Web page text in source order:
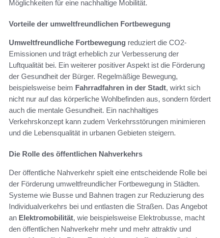
Möglichkeiten für eine nachhaltige Mobilität.
Vorteile der umweltfreundlichen Fortbewegung
Umweltfreundliche Fortbewegung reduziert die CO2-
Emissionen und trägt erheblich zur Verbesserung der
Luftqualität bei. Ein weiterer positiver Aspekt ist die Förderung
der Gesundheit der Bürger. Regelmäßige Bewegung,
beispielsweise beim Fahrradfahren in der Stadt, wirkt sich
nicht nur auf das körperliche Wohlbefinden aus, sondern fördert
auch die mentale Gesundheit. Ein nachhaltiges
Verkehrskonzept kann zudem Verkehrsstörungen minimieren
und die Lebensqualität in urbanen Gebieten steigern.
Die Rolle des öffentlichen Nahverkehrs
Der öffentliche Nahverkehr spielt eine entscheidende Rolle bei
der Förderung umweltfreundlicher Fortbewegung in Städten.
Systeme wie Busse und Bahnen tragen zur Reduzierung des
Individualverkehrs bei und entlasten die Straßen. Das Angebot
an Elektromobilität, wie beispielsweise Elektrobusse, macht
den öffentlichen Nahverkehr mehr und mehr attraktiv und